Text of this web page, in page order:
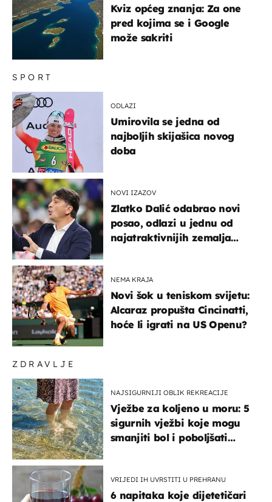
ZDRAVLJE
NAJSIGURNIJI OBLIK REKREACIJE
Vježbe za koljeno u moru: 5
sigurnih vježbi koje mogu
smanjiti bol i poboljšati
VRIJEDI IH UVRSTITI U PREHRANU
6 napitaka koje dijetetičari
SPORT
ODLAZI
Umirovila se jedna od
najboljih skijašica novog
doba
NOVI IZAZOV
Zlatko Dalić odabrao novi
posao, odlazi u jednu od
najatraktivnijih zemalja
NEMA KRAJA
Novi šok u teniskom svijetu:
Alcaraz propušta Cincinatti,
hoće li igrati na US Openu?
Kviz općeg znanja: Za one
pred kojima se i Google
može sakriti